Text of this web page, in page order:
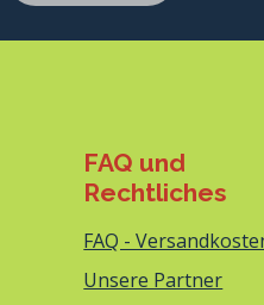
FAQ und
Rechtliches
FAQ -
Unsere Partner